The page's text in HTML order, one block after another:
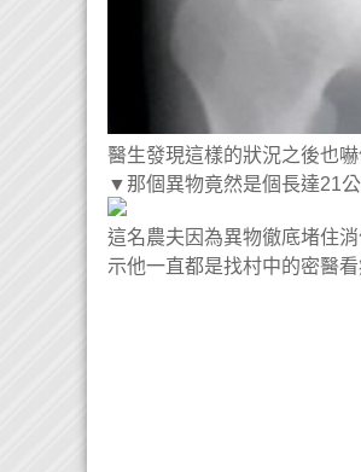
醫生發現這樣的狀況之後也
▼那個異物竟然是個長達21
這名農夫因為異物徹底堵住
示他一直都是找村中的密醫